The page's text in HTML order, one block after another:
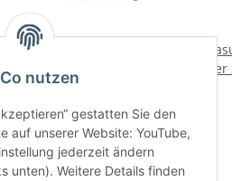
Gin Is My Tonic
48,00 CHF
nutzen
gestatten Sie den
auf unserer Website: YouTube,
jederzeit ändern
unten). Weitere Details finden